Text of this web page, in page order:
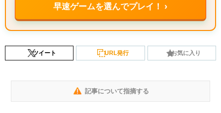
早速ゲームを選んでプレイ！ ›
ツイート URL発行 お気に入り
記事について指摘する